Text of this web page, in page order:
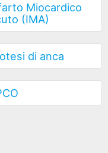
Miocardico
(IMA)
di anca